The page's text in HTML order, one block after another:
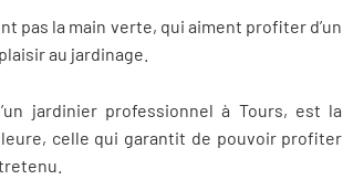
pas la main verte, qui aiment profiter d’un
au jardinage
jardinier professionnel à Tours, est la
celle qui garantit de pouvoir profiter